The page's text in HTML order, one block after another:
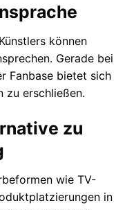
können
Gerade bei
Fanbase bietet sich
zu erschließen.
zu
wie TV-
in